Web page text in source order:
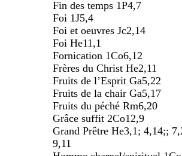
Fin des temps 1P4,7
Foi 1J5,4
Foi et oeuvres Jc2,14
Foi He11,1
Fornication 1Co6,12
Frères du Christ He2,11
Fruits de l’Esprit Ga5,22
Fruits de la chair Ga5,17
Fruits du péché Rm6,20
Grâce suffit 2Co12,9
Grand Prêtre He3,1; 4,14;;
9,11